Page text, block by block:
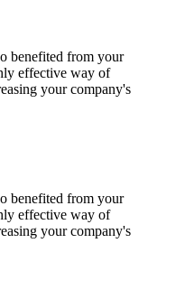
benefited from your
effective way of
your company's
benefited from your
effective way of
your company's